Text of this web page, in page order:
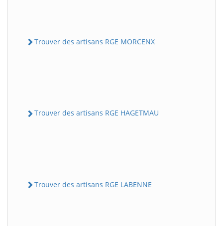
Trouver des artisans RGE MORCENX
Trouver des artisans RGE HAGETMAU
Trouver des artisans RGE LABENNE